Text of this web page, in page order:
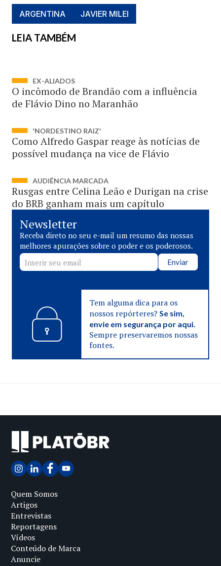
ARGENTINA JAVIER MILEI
LEIA TAMBÉM
EX-ALIADOS
O incômodo de Brandão com a influência
de Flávio Dino no Maranhão
'NORDESTINO RAIZ'
Como Alfredo Gaspar reage às notícias de
possível mudança na vice de Flávio
AUDIÊNCIA MARCADA
Rusgas entre Celina Leão e Durigan na crise
do BRB ganham mais um capítulo
Newsletter
Receba direto no seu e-mail um resumo das nossas
melhores apurações sobre o poder e os poderosos.
Enviar
Tem alguma dica para os
nossos repórteres? Se sim,
envie em segurança por aqui.
Sempre preservaremos nossas
fontes.
Quem Somos
Artigos
Entrevistas
Reportagens
Vídeos
Conteúdo de Marca
Anuncie